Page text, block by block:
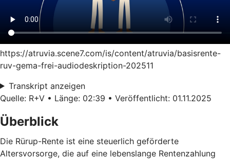
https://atruvia.scene7.com/is/content/atruvia/basisrente-
ruv-gema-frei-audiodeskription-202511
Transkript anzeigen
Quelle: R+V • Länge: 02:39 • Veröffentlicht: 01.11.2025
Überblick
Die Rürup-Rente ist eine steuerlich geförderte
Altersvorsorge, die auf eine lebenslange Rentenzahlung